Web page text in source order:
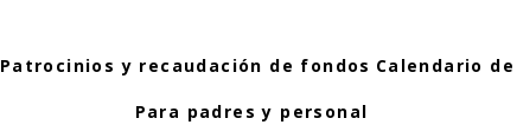
Patrocinios y recaudación de fondos Calendario
Para padres y personal